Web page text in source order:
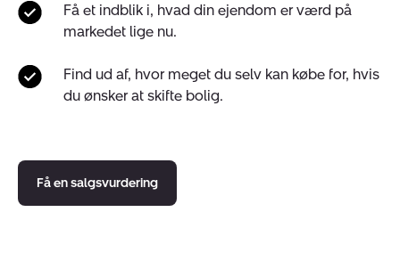
Få et indblik i, hvad din ejendom er værd på
markedet lige nu.
Find ud af, hvor meget du selv kan købe for, hvis
du ønsker at skifte bolig.
Få en salgsvurdering